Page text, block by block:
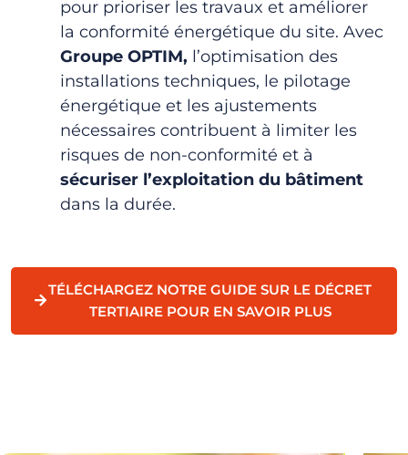
pour prioriser les travaux et améliorer
la conformité énergétique du site. Avec
Groupe OPTIM, l’optimisation des
installations techniques, le pilotage
énergétique et les ajustements
nécessaires contribuent à limiter les
risques de non-conformité et à
sécuriser l’exploitation du bâtiment
dans la durée.
TÉLÉCHARGEZ NOTRE GUIDE SUR LE DÉCRET
TERTIAIRE POUR EN SAVOIR PLUS